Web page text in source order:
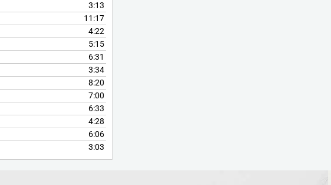
3:13
11:17
4:22
5:15
6:31
3:34
8:20
7:00
6:33
4:28
6:06
3:03